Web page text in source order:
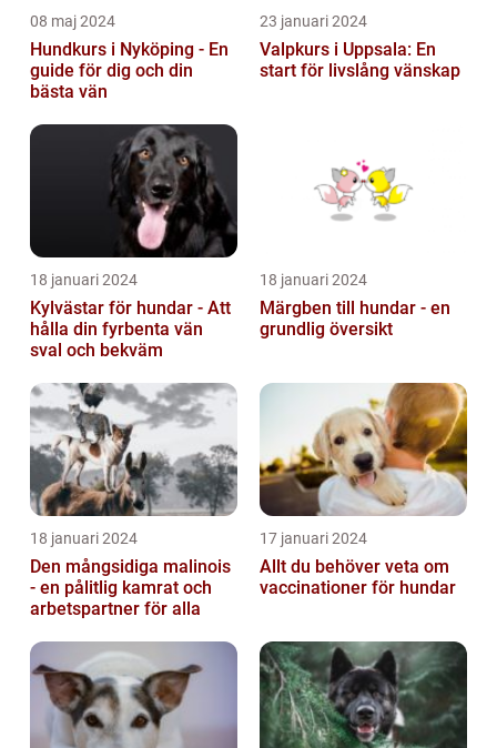
08 maj 2024
Hundkurs i Nyköping - En
guide för dig och din
bästa vän
23 januari 2024
Valpkurs i Uppsala: En
start för livslång vänskap
18 januari 2024
Kylvästar för hundar - Att
hålla din fyrbenta vän
sval och bekväm
18 januari 2024
Märgben till hundar - en
grundlig översikt
18 januari 2024
Den mångsidiga malinois
- en pålitlig kamrat och
arbetspartner för alla
17 januari 2024
Allt du behöver veta om
vaccinationer för hundar